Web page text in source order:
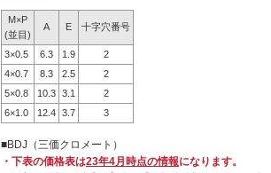
M×P
(並目)
A E 十字穴番号
3×0.5 6.3 1.9
2
4×0.7
8.3 2.5
2
5×0.8
10.3 3.1
2
6×1.0
12.4 3.7 3
■BDJ（三価クロメート）
・下表の価格表は23年4月時点の情報になります。